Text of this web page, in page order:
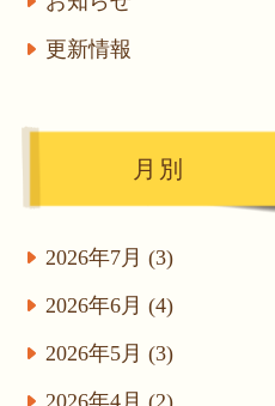
更新情報
月別
2026年7月 (3)
2026年6月 (4)
2026年5月 (3)
2026年4月 (2)